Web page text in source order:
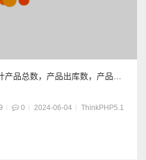
品总数，产品出库数，产品入
0 2024-06-04 ThinkPHP5.1